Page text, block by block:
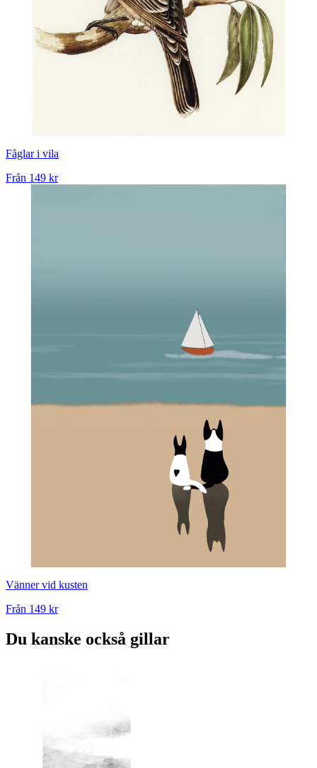
Fåglar i vila
Från 149 kr
Vänner vid kusten
Från 149 kr
Du kanske också gillar